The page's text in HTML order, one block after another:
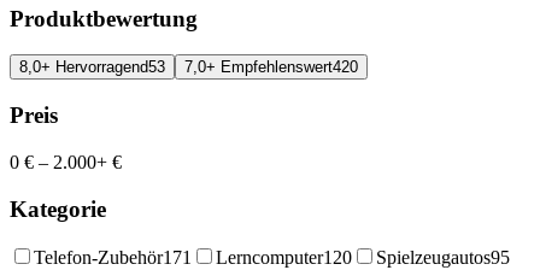
Produktbewertung
8,0+ Hervorragend53 7,0+ Empfehlenswert420
Preis
0 € – 2.000+ €
Kategorie
Telefon-Zubehör171 Lerncomputer120 Spielzeugautos95